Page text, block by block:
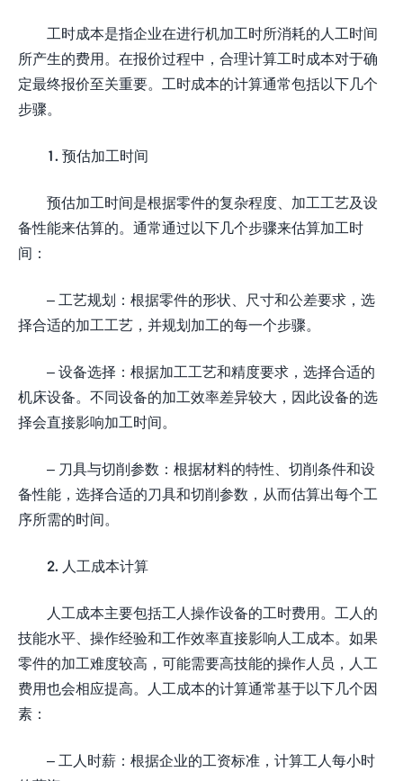
工时成本是指企业在进行机加工时所消耗的人工时间
所产生的费用。在报价过程中，合理计算工时成本对于确
定最终报价至关重要。工时成本的计算通常包括以下几个
步骤。
1. 预估加工时间
预估加工时间是根据零件的复杂程度、加工工艺及设
备性能来估算的。通常通过以下几个步骤来估算加工时
间：
– 工艺规划：根据零件的形状、尺寸和公差要求，选
择合适的加工工艺，并规划加工的每一个步骤。
– 设备选择：根据加工工艺和精度要求，选择合适的
机床设备。不同设备的加工效率差异较大，因此设备的选
择会直接影响加工时间。
– 刀具与切削参数：根据材料的特性、切削条件和设
备性能，选择合适的刀具和切削参数，从而估算出每个工
序所需的时间。
2. 人工成本计算
人工成本主要包括工人操作设备的工时费用。工人的
技能水平、操作经验和工作效率直接影响人工成本。如果
零件的加工难度较高，可能需要高技能的操作人员，人工
费用也会相应提高。人工成本的计算通常基于以下几个因
素：
– 工人时薪：根据企业的工资标准，计算工人每小时